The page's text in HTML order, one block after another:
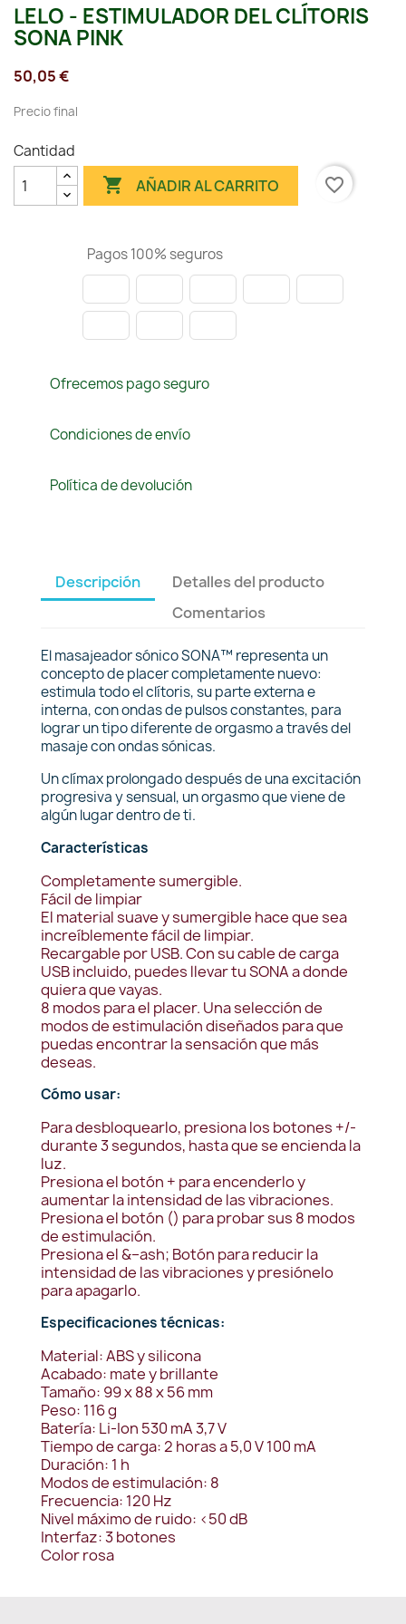
LELO - ESTIMULADOR DEL CLÍTORIS
SONA PINK
50,05 €
Precio final
Cantidad
 AÑADIR AL CARRITO favorite_border
Pagos 100% seguros
Ofrecemos pago seguro
Condiciones de envío
Política de devolución
Descripción
Detalles del producto
Comentarios
El masajeador sónico SONA™ representa un
concepto de placer completamente nuevo:
estimula todo el clítoris, su parte externa e
interna, con ondas de pulsos constantes, para
lograr un tipo diferente de orgasmo a través del
masaje con ondas sónicas.
Un clímax prolongado después de una excitación
progresiva y sensual, un orgasmo que viene de
algún lugar dentro de ti.
Características
Completamente sumergible.
Fácil de limpiar
El material suave y sumergible hace que sea
increíblemente fácil de limpiar.
Recargable por USB. Con su cable de carga
USB incluido, puedes llevar tu SONA a donde
quiera que vayas.
8 modos para el placer. Una selección de
modos de estimulación diseñados para que
puedas encontrar la sensación que más
deseas.
Cómo usar:
Para desbloquearlo, presiona los botones +/-
durante 3 segundos, hasta que se encienda la
luz.
Presiona el botón + para encenderlo y
aumentar la intensidad de las vibraciones.
Presiona el botón () para probar sus 8 modos
de estimulación.
Presiona el &–ash; Botón para reducir la
intensidad de las vibraciones y presiónelo
para apagarlo.
Especificaciones técnicas:
Material: ABS y silicona
Acabado: mate y brillante
Tamaño: 99 x 88 x 56 mm
Peso: 116 g
Batería: Li-Ion 530 mA 3,7 V
Tiempo de carga: 2 horas a 5,0 V 100 mA
Duración: 1 h
Modos de estimulación: 8
Frecuencia: 120 Hz
Nivel máximo de ruido: <50 dB
Interfaz: 3 botones
Color rosa